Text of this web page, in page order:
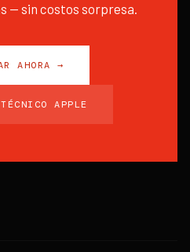
— sin costos sorpresa.
AHORA →
APPLE